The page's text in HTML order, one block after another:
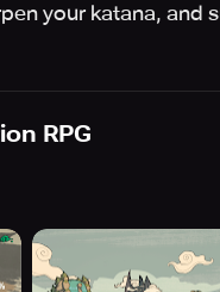
your katana, and
RPG